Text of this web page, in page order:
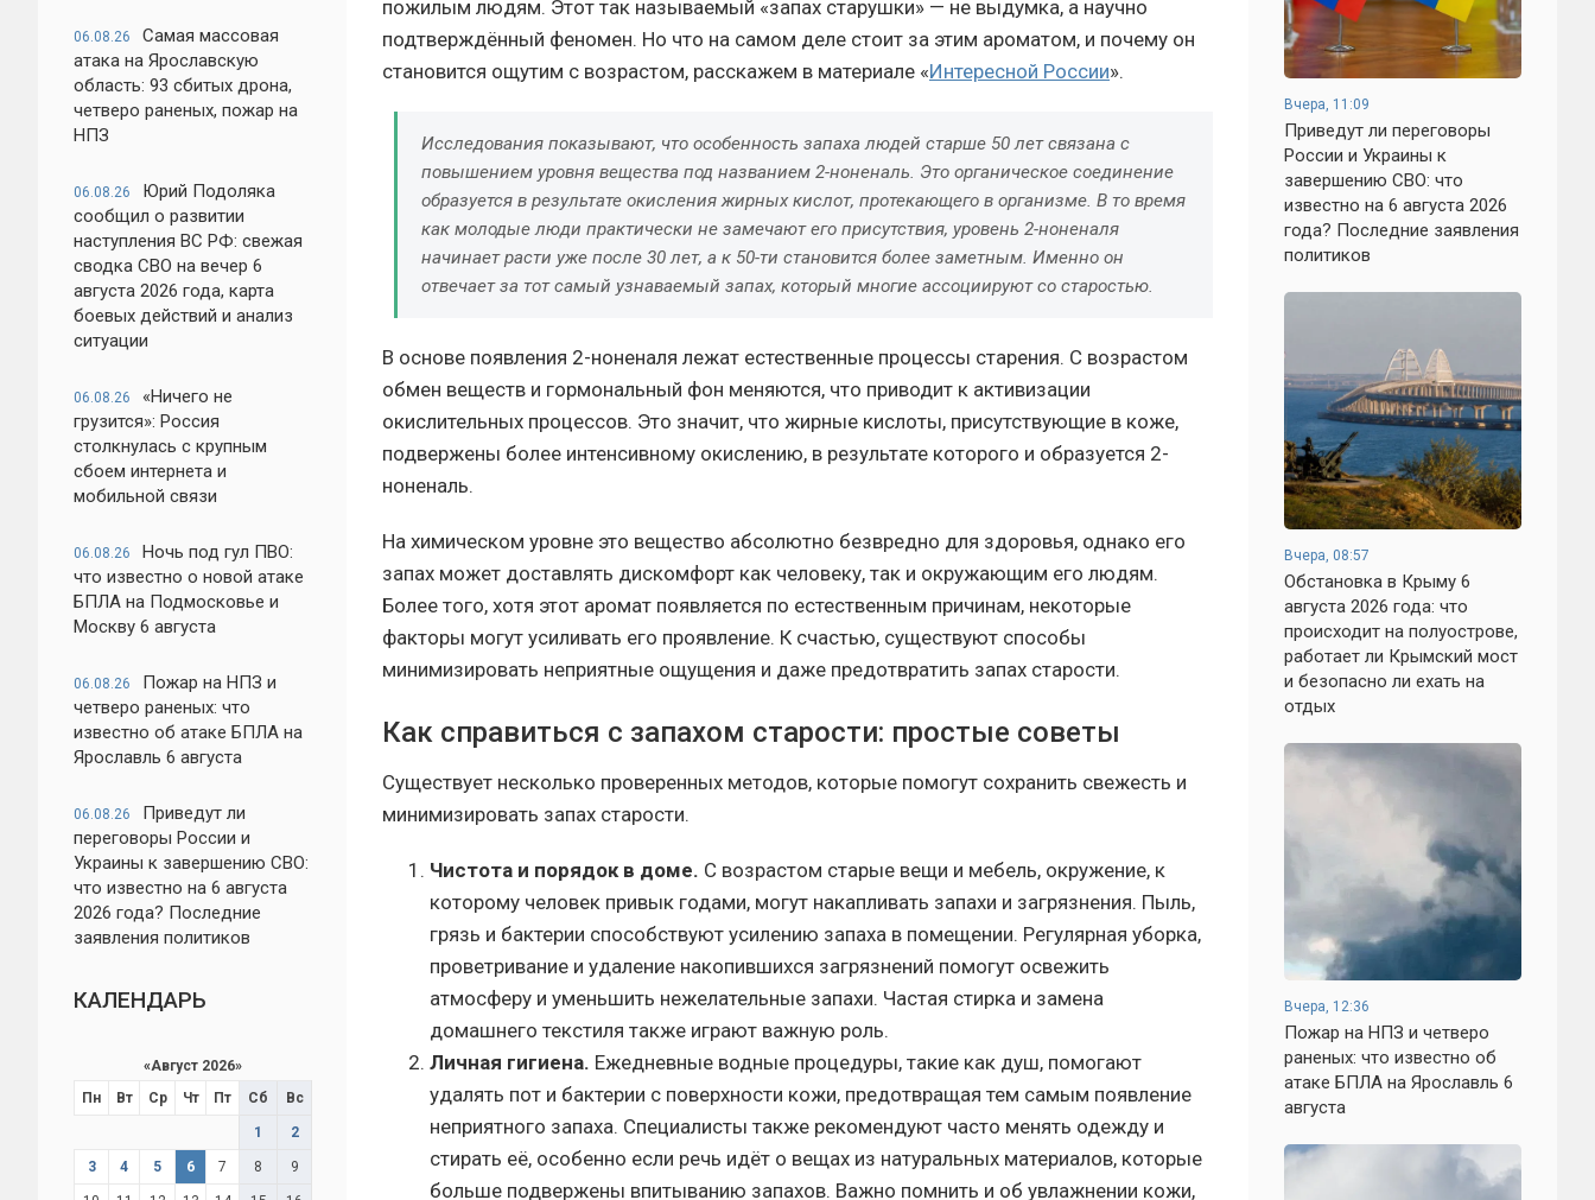
06.08.26
Самая массовая
атака на Ярославскую
область: 93 сбитых дрона,
четверо раненых, пожар на
НПЗ
06.08.26
Юрий Подоляка
сообщил о развитии
наступления ВС РФ: свежая
сводка СВО на вечер 6
августа 2026 года, карта
боевых действий и анализ
ситуации
06.08.26
«Ничего не
грузится»: Россия
столкнулась с крупным
сбоем интернета и
мобильной связи
06.08.26
Ночь под гул ПВО:
что известно о новой атаке
БПЛА на Подмосковье и
Москву 6 августа
06.08.26
Пожар на НПЗ и
четверо раненых: что
известно об атаке БПЛА на
Ярославль 6 августа
06.08.26
Приведут ли
переговоры России и
Украины к завершению СВО:
что известно на 6 августа
2026 года? Последние
заявления политиков
КАЛЕНДАРЬ
«Август 2026»
Пн
Вт Ср Чт Пт Сб Вс
1 2
3 4 5 6 7 8 9
пожилым людям. Этот так называемый «запах старушки» — не выдумка, а научно
подтверждённый феномен. Но что на самом деле стоит за этим ароматом, и почему он
становится ощутим с возрастом, расскажем в материале «Интересной России».
Исследования показывают, что особенность запаха людей старше 50 лет связана с
повышением уровня вещества под названием 2-ноненаль. Это органическое соединение
образуется в результате окисления жирных кислот, протекающего в организме. В то время
как молодые люди практически не замечают его присутствия, уровень 2-ноненаля
начинает расти уже после 30 лет, а к 50-ти становится более заметным. Именно он
отвечает за тот самый узнаваемый запах, который многие ассоциируют со старостью.
В основе появления 2-ноненаля лежат естественные процессы старения. С возрастом
обмен веществ и гормональный фон меняются, что приводит к активизации
окислительных процессов. Это значит, что жирные кислоты, присутствующие в коже,
подвержены более интенсивному окислению, в результате которого и образуется 2-
ноненаль.
На химическом уровне это вещество абсолютно безвредно для здоровья, однако его
запах может доставлять дискомфорт как человеку, так и окружающим его людям.
Более того, хотя этот аромат появляется по естественным причинам, некоторые
факторы могут усиливать его проявление. К счастью, существуют способы
минимизировать неприятные ощущения и даже предотвратить запах старости.
Как справиться с запахом старости: простые советы
Существует несколько проверенных методов, которые помогут сохранить свежесть и
минимизировать запах старости.
Чистота и порядок в доме. С возрастом старые вещи и мебель, окружение, к
которому человек привык годами, могут накапливать запахи и загрязнения. Пыль,
грязь и бактерии способствуют усилению запаха в помещении. Регулярная уборка,
проветривание и удаление накопившихся загрязнений помогут освежить
атмосферу и уменьшить нежелательные запахи. Частая стирка и замена
домашнего текстиля также играют важную роль.
Личная гигиена. Ежедневные водные процедуры, такие как душ, помогают
удалять пот и бактерии с поверхности кожи, предотвращая тем самым появление
неприятного запаха. Специалисты также рекомендуют часто менять одежду и
стирать её, особенно если речь идёт о вещах из натуральных материалов, которые
больше подвержены впитыванию запахов. Важно помнить и об увлажнении кожи,
Вчера, 11:09
Приведут ли переговоры
России и Украины к
завершению СВО: что
известно на 6 августа 2026
года? Последние заявления
политиков
Вчера, 08:57
Обстановка в Крыму 6
августа 2026 года: что
происходит на полуострове,
работает ли Крымский мост
и безопасно ли ехать на
отдых
Вчера, 12:36
Пожар на НПЗ и четверо
раненых: что известно об
атаке БПЛА на Ярославль 6
августа